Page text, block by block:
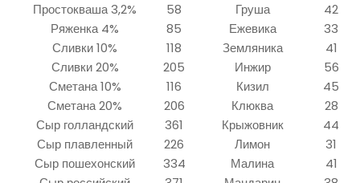
Простокваша 3,2%
58 Груша
42
Ряженка 4%
85 Ежевика
33
Сливки 10%
118 Земляника
41
Сливки 20%
205 Инжир
56
Сметана 10%
116 Кизил
45
Сметана 20%
206 Клюква
28
Сыр голландский
361 Крыжовник
44
Сыр плавленный
226 Лимон
31
Сыр пошехонский
334 Малина
41